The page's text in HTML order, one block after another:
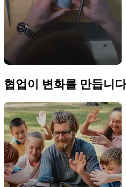
협업이 변화를 만듭니다